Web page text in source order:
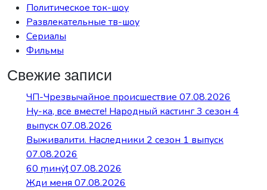
Политическое ток-шоу
Развлекательные тв-шоу
Сериалы
Фильмы
Свежие записи
ЧП-Чрезвычайное происшествие 07.08.2026
Ну-ка, все вместе! Народный кастинг 3 сезон 4
выпуск 07.08.2026
Выживалити. Наследники 2 сезон 1 выпуск
07.08.2026
60 ṃинẏƫ 07.08.2026
Жди меня 07.08.2026